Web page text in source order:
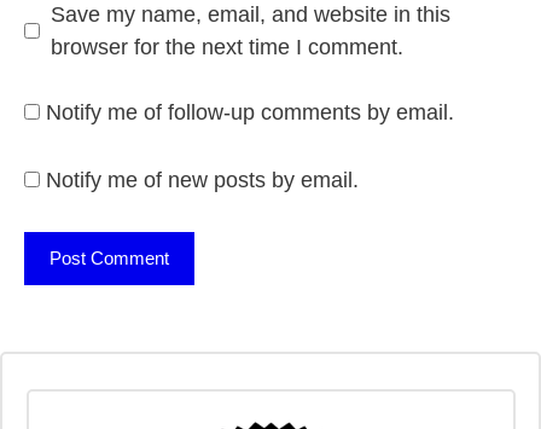
Save my name, email, and website in this
browser for the next time I comment.
Notify me of follow-up comments by email.
Notify me of new posts by email.